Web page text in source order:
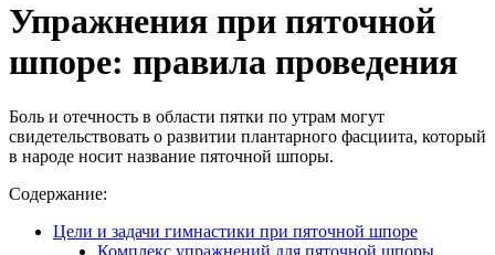
Упражнения при пяточной
шпоре: правила проведения
Боль и отечность в области пятки по утрам могут
свидетельствовать о развитии плантарного фасциита, который
в народе носит название пяточной шпоры.
Содержание:
Цели и задачи гимнастики при пяточной шпоре
Комплекс упражнений для пяточной шпоры